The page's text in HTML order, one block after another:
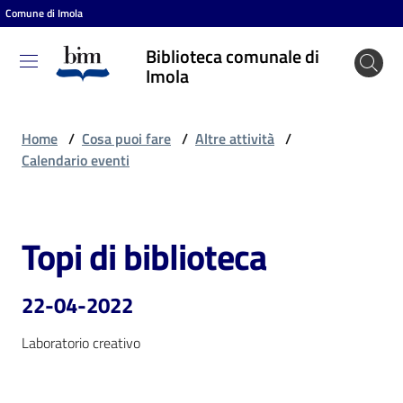
Vai al contenuto
Vai alla navigazione
Vai al footer
Comune di Imola
Biblioteca comunale di
Imola
Biblioteca
comunale
Cosa
puoi
fare
Home / Cosa puoi fare / Altre attività /
Calendario eventi
Salta al contenuto
Topi di biblioteca
22-04-2022
Laboratorio creativo